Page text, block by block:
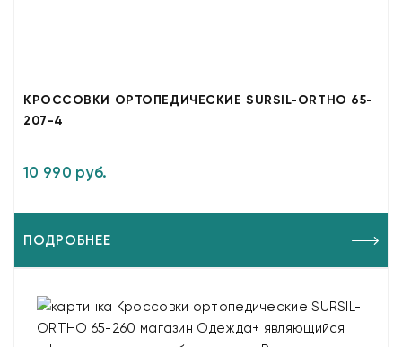
КРОССОВКИ ОРТОПЕДИЧЕСКИЕ SURSIL-ORTHO 65-
207-4
10 990 руб.
ПОДРОБНЕЕ